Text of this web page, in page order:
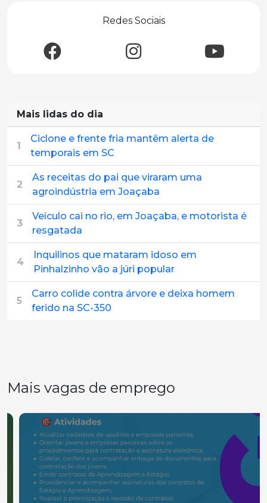
Redes Sociais
Mais lidas do dia
1
Ciclone e frente fria mantêm alerta de
temporais em SC
2
As receitas do pai que viraram uma
agroindústria em Joaçaba
3
Veículo cai no rio, em Joaçaba, e motorista é
resgatada
4
Inquilinos que mataram idoso em
Pinhalzinho vão a júri popular
5
Carro colide contra árvore e deixa homem
ferido na SC-350
Mais vagas de emprego